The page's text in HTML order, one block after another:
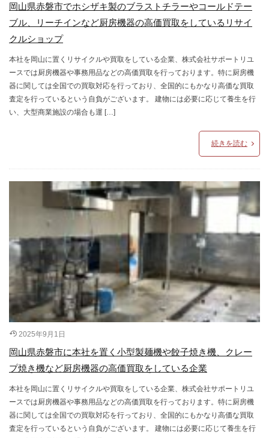
岡山県赤磐市でホシザキ製のブラストチラーやコールドテー
ブル、リーチインなど厨房機器の高価買取をしているリサイ
クルショップ
本社を岡山に置くリサイクルや買取をしている企業、株式会社サポートリユ
ースでは厨房機器や事務用品などの高価買取を行っております。特に厨房機
器に関しては全国での買取対応を行っており、全国的にもかなり高価な買取
査定を行っているという自負がございます。 建物には必要に応じて養生を行
い、大型商業施設の場合も運 […]
続きを読む
2025年9月1日
岡山県赤磐市に本社を置く小型製麺機や餃子焼き機、クレー
プ焼き機など厨房機器の高価買取をしている企業
本社を岡山に置くリサイクルや買取をしている企業、株式会社サポートリユ
ースでは厨房機器や事務用品などの高価買取を行っております。特に厨房機
器に関しては全国での買取対応を行っており、全国的にもかなり高価な買取
査定を行っているという自負がございます。 建物には必要に応じて養生を行